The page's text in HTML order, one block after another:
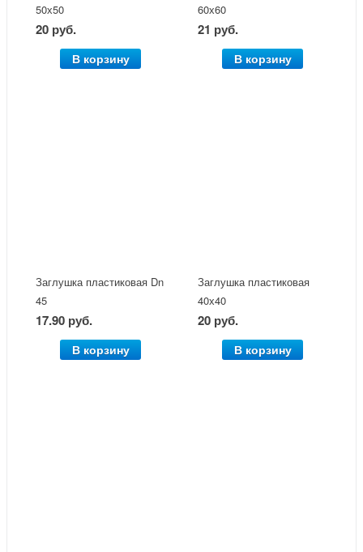
50х50
20 руб.
В корзину
60х60
21 руб.
В корзину
Заглушка пластиковая Dn
45
17.90 руб.
В корзину
Заглушка пластиковая
40х40
20 руб.
В корзину